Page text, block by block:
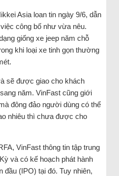
Asia loan tin ngày 9/6, dẫn
công bố như vừa nêu.
giống xe jeep năm chỗ
khi loại xe tinh gọn thường
sẽ được giao cho khách
năm. VinFast cũng giới
đông đảo người dùng có thể
nhiêu thì chưa được cho
VinFast thông tin tập trung
và có kế hoạch phát hành
đầu (IPO) tại đó. Tuy nhiên,